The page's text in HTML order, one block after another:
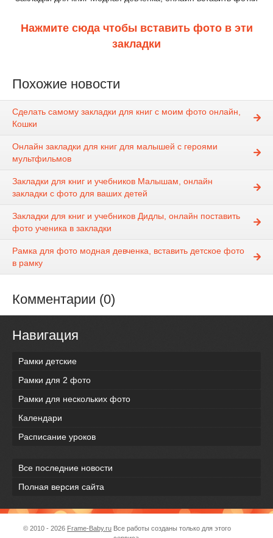
Нажмите сюда чтобы вставить фото в эти
закладки
Похожие новости
Сделать самому закладки для книг с моим фото онлайн,
Кошки
Онлайн закладки для книг для малышей с героями
мультфильмов
Закладки для книг и учебников Малышам, онлайн
закладки с фото для ваших детей
Закладки для книг и учебников Дидлы, онлайн поставить
фото ученика в закладки
Рамка для фото модная девченка, вставить детское фото
в рамку
Комментарии (0)
Навигация
Рамки детские
Рамки для 2 фото
Рамки для нескольких фото
Календари
Расписание уроков
Все последние новости
Полная версия сайта
© 2010 - 2026 Frame-Baby.ru Все работы созданы только для этого